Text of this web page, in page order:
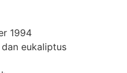
1994
eukaliptus